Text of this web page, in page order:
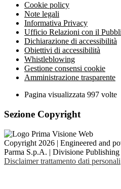
Cookie policy
Note legali
Informativa Privacy
Ufficio Relazioni con il
Dichiarazione di accessibilità
Obiettivi di accessibilità
Whistleblowing
Gestione consensi cookie
Amministrazione trasparente
Pagina visualizzata 997 volte
Sezione Copyright
Copyright 2026 | Engineered and
Parma S.p.A. | Divisione
Disclaimer trattamento dati personali